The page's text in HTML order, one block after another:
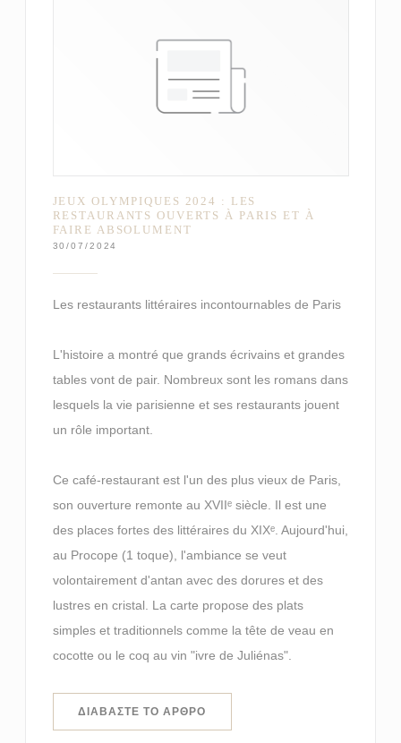
JEUX OLYMPIQUES 2024 : LES
RESTAURANTS OUVERTS À PARIS ET À
FAIRE ABSOLUMENT
30/07/2024
Les restaurants littéraires incontournables de Paris
L'histoire a montré que grands écrivains et grandes
tables vont de pair. Nombreux sont les romans dans
lesquels la vie parisienne et ses restaurants jouent
un rôle important.
Ce café-restaurant est l'un des plus vieux de Paris,
son ouverture remonte au XVIIᵉ siècle. Il est une
des places fortes des littéraires du XIXᵉ. Aujourd'hui,
au Procope (1 toque), l'ambiance se veut
volontairement d'antan avec des dorures et des
lustres en cristal. La carte propose des plats
simples et traditionnels comme la tête de veau en
cocotte ou le coq au vin "ivre de Juliénas".
ΔΙΑΒΆΣΤΕ ΤΟ ΆΡΘΡΟ